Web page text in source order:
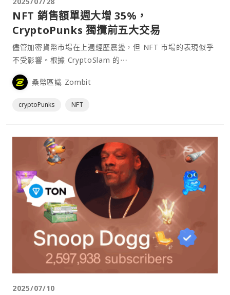
NFT 銷售額單週大增 35%，
CryptoPunks 獨攬前五大交易
儘管加密貨幣市場在上週經歷震盪，但 NFT 市場的表現似乎
不受影響。根據 CryptoSlam 的⋯
桑幣區識 Zombit
cryptoPunks NFT
2025/07/10